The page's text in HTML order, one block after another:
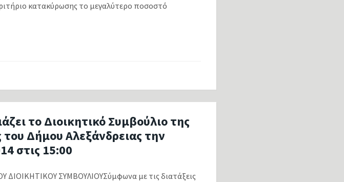
κατακύρωσης το μεγαλύτερο ποσοστό
το Διοικητικό Συμβούλιο της
Δήμου Αλεξάνδρειας την
στις 15:00
ΣΥΜΒΟΥΛΙΟΥΣύμφωνα με τις διατάξεις